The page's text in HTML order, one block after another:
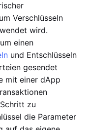
Verschlüsseln
wird.
einen
und Entschlüsseln
gesendet
mit einer dApp
zu
die Parameter